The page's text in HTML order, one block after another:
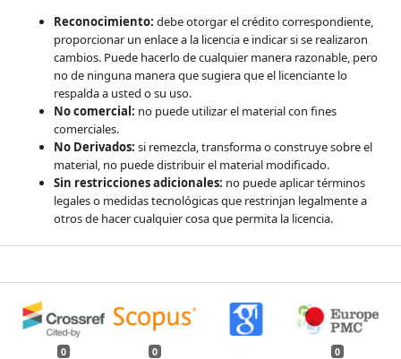
Reconocimiento: debe otorgar el crédito correspondiente,
proporcionar un enlace a la licencia e indicar si se realizaron
cambios. Puede hacerlo de cualquier manera razonable, pero
no de ninguna manera que sugiera que el licenciante lo
respalda a usted o su uso.
No comercial: no puede utilizar el material con fines
comerciales.
No Derivados: si remezcla, transforma o construye sobre el
material, no puede distribuir el material modificado.
Sin restricciones adicionales: no puede aplicar términos
legales o medidas tecnológicas que restrinjan legalmente a
otros de hacer cualquier cosa que permita la licencia.
0 0 0